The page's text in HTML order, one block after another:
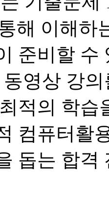
해 이해
준비할 수
영상 강
적의 학습
컴퓨터활
돕는 합격